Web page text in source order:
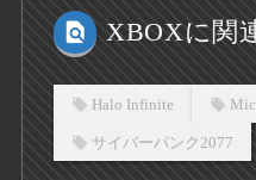
XBOXに関
Halo Infinite
サイバーパンク2077